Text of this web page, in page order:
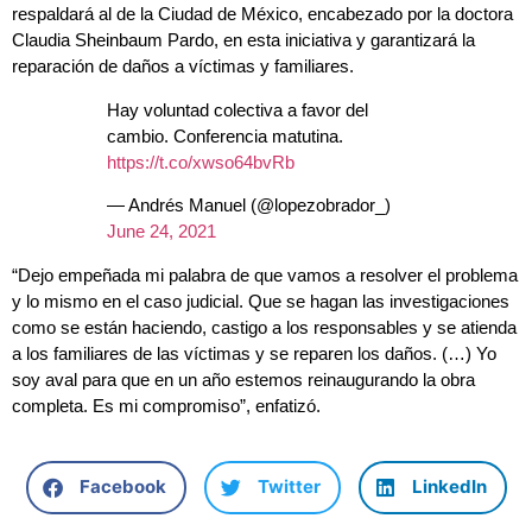
respaldará al de la Ciudad de México, encabezado por la doctora
Claudia Sheinbaum Pardo, en esta iniciativa y garantizará la
reparación de daños a víctimas y familiares.
Hay voluntad colectiva a favor del
cambio. Conferencia matutina.
https://t.co/xwso64bvRb
— Andrés Manuel (@lopezobrador_)
June 24, 2021
“Dejo empeñada mi palabra de que vamos a resolver el problema
y lo mismo en el caso judicial. Que se hagan las investigaciones
como se están haciendo, castigo a los responsables y se atienda
a los familiares de las víctimas y se reparen los daños. (…) Yo
soy aval para que en un año estemos reinaugurando la obra
completa. Es mi compromiso”, enfatizó.
Facebook Twitter LinkedIn